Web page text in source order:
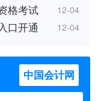
格考试 12-04
口开通 12-04
中国会计网